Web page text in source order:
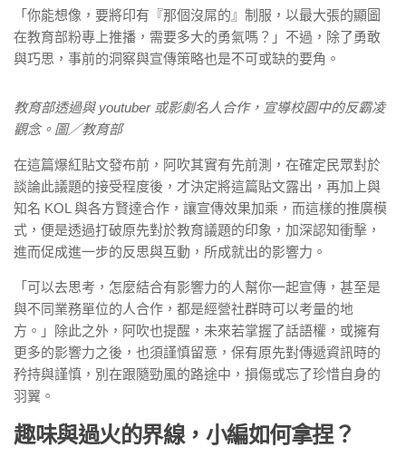
「你能想像，要將印有『那個沒屌的』制服，以最大張的顯圖
在教育部粉專上推播，需要多大的勇氣嗎？」不過，除了勇敢
與巧思，事前的洞察與宣傳策略也是不可或缺的要角。
教育部透過與 youtuber 或影劇名人合作，宣導校園中的反霸凌
觀念。圖／教育部
在這篇爆紅貼文發布前，阿吹其實有先前測，在確定民眾對於
談論此議題的接受程度後，才決定將這篇貼文露出，再加上與
知名 KOL 與各方賢達合作，讓宣傳效果加乘，而這樣的推廣模
式，便是透過打破原先對於教育議題的印象，加深認知衝擊，
進而促成進一步的反思與互動，所成就出的影響力。
「可以去思考，怎麼結合有影響力的人幫你一起宣傳，甚至是
與不同業務單位的人合作，都是經營社群時可以考量的地
方。」除此之外，阿吹也提醒，未來若掌握了話語權，或擁有
更多的影響力之後，也須謹慎留意，保有原先對傳遞資訊時的
矜持與謹慎，別在跟隨勁風的路途中，損傷或忘了珍惜自身的
羽翼。
趣味與過火的界線，小編如何拿捏？